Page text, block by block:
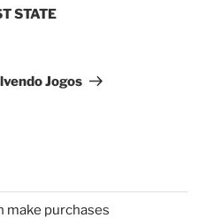
STATE
Jogos
make purchases